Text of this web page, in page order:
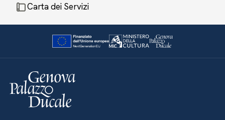
Carta dei Servizi